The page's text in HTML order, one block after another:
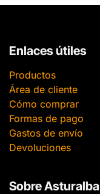
Enlaces útiles
Productos
Área de cliente
Cómo comprar
Formas de pago
Gastos de envío
Devoluciones
Sobre Asturalba